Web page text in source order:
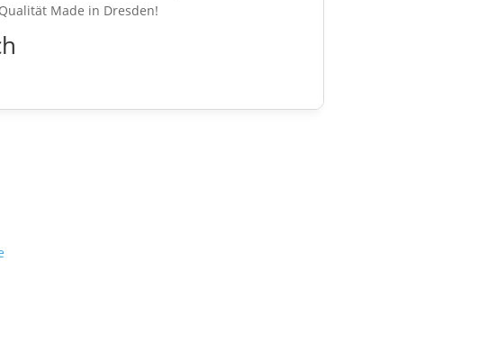
Made in Dresden!